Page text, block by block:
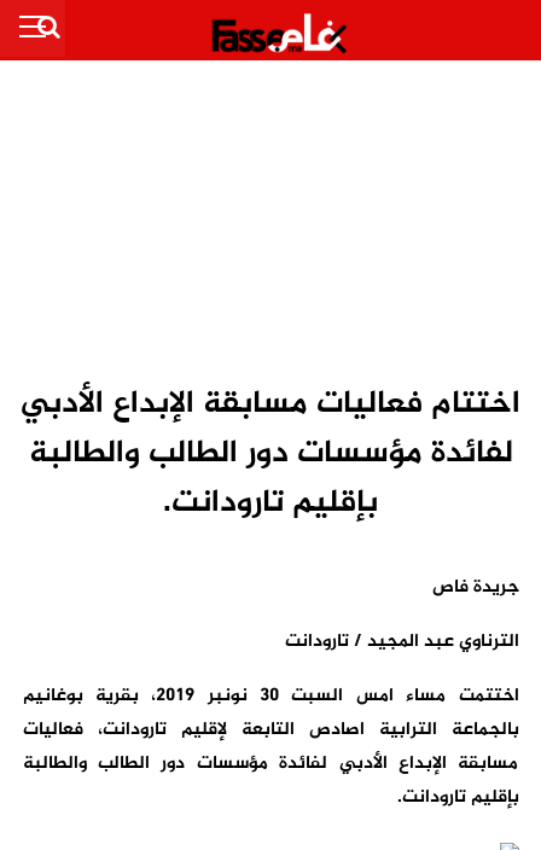
اختتام فعاليات مسابقة الإبداع الأدبي
لفائدة مؤسسات دور الطالب والطالبة
بإقليم تارودانت.
جريدة فاص
الترناوي عبد المجيد / تارودانت
اختتمت مساء امس السبت 30 نونبر 2019، بقرية بوغانيم
بالجماعة الترابية اصادص التابعة لإقليم تارودانت، فعاليات
مسابقة الإبداع الأدبي لفائدة مؤسسات دور الطالب والطالبة
بإقليم تارودانت.